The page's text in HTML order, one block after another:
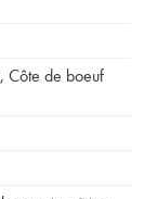
, Côte de boeuf